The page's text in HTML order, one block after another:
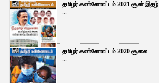
தமிழர் கண்ணோட்டம் 2021 சூன் இதழ்
...
தமிழர் கண்ணோட்டம் 2020 சூலை
...